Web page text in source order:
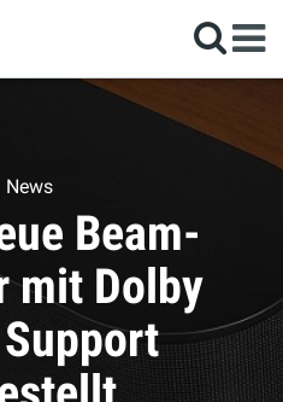
News
die neuen
doch bald?
am 16.09.2021 um 11:50 Uhr